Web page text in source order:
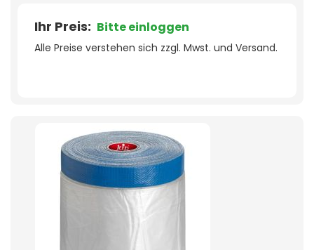
Ihr Preis: Bitte einloggen
Alle Preise verstehen sich zzgl. Mwst. und Versand.